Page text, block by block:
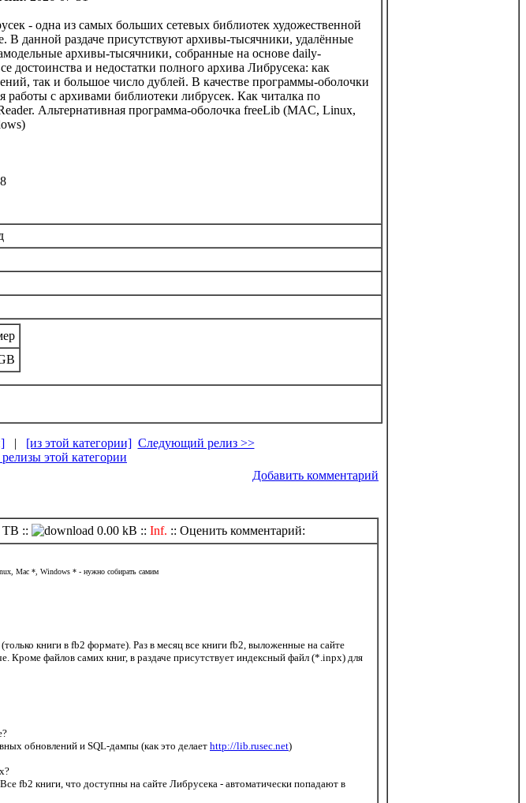
- одна из самых больших сетевых библиотек художественной
В данной раздаче присутствуют архивы-тысячники, удалённые
архивы-тысячники, собранные на основе daily-
достоинства и недостатки полного архива Либрусека: как
так и большое число дублей. В качестве программы-оболочки
работы с архивами библиотеки либрусек. Как читалка по
Альтернативная программа-оболочка freeLib (MAC, Linux,
| [из этой категории] Следующий релиз >>
этой категории
Добавить комментарий
TB :: 0.00 kB :: Inf. :: Оценить комментарий:
Mac *, Windows * - нужно собирать самим
книги в fb2 формате). Раз в месяц все книги fb2, выложенные на сайте
Кроме файлов самих книг, в раздаче присутствует индексный файл (*.inpx) для
обновлений и SQL-дампы (как это делает http://lib.rusec.net)
fb2 книги, что доступны на сайте Либрусека - автоматически попадают в